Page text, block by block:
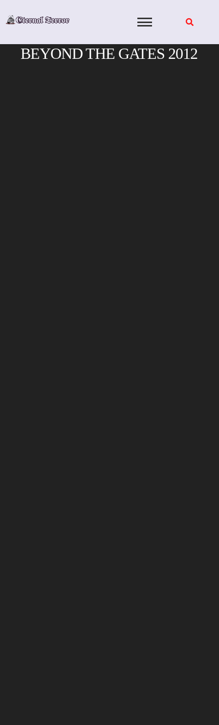
BEYOND THE GATES 2012